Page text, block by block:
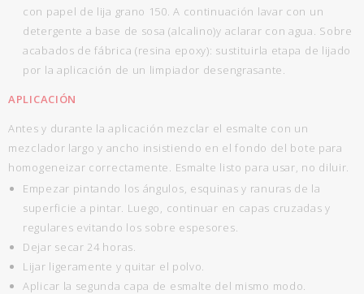
con papel de lija grano 150. A continuación lavar con un
detergente a base de sosa (alcalino)y aclarar con agua. Sobre
acabados de fábrica (resina epoxy): sustituirla etapa de lijado
por la aplicación de un limpiador desengrasante.
APLICACIÓN
Antes y durante la aplicación mezclar el esmalte con un
mezclador largo y ancho insistiendo en el fondo del bote para
homogeneizar correctamente. Esmalte listo para usar, no diluir.
Empezar pintando los ángulos, esquinas y ranuras de la
superficie a pintar. Luego, continuar en capas cruzadas y
regulares evitando los sobre espesores.
Dejar secar 24 horas.
Lijar ligeramente y quitar el polvo.
Aplicar la segunda capa de esmalte del mismo modo.